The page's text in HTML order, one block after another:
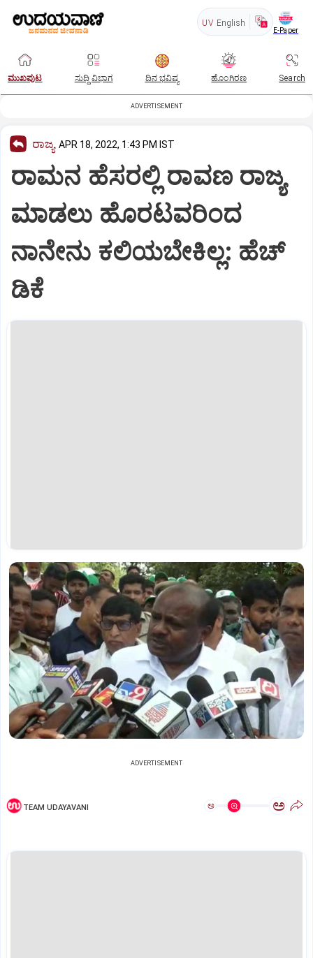
UV English
E-Paper
ಮುಖಪುಟ ಸುದ್ದಿ ವಿಭಾಗ ದಿನ ಭವಿಷ್ಯ ಹೊಂಗಿರಣ Search
ADVERTISEMENT
ರಾಜ್ಯ APR 18, 2022, 1:43 PM IST
ರಾಮನ ಹೆಸರಲ್ಲಿ ರಾವಣ ರಾಜ್ಯ
ಮಾಡಲು ಹೊರಟವರಿಂದ
ನಾನೇನು ಕಲಿಯಬೇಕಿಲ್ಲ: ಹೆಚ್
ಡಿಕೆ
ADVERTISEMENT
TEAM UDAYAVANI ಅ ಅ